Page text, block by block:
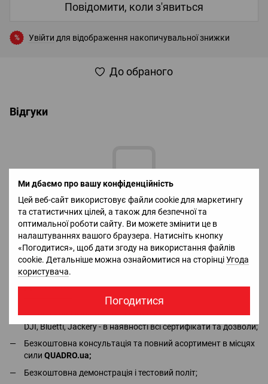
Ми дбаємо про вашу конфіденційність
Цей веб-сайт використовує файли cookie для маркетингу
та статистичних цілей, а також для безпечної та
оптимальної роботи сайту. Ви можете змінити це в
налаштуваннях вашого браузера. Натисніть кнопку
«Погодитися», щоб дати згоду на використання файлів
cookie. Детальніше можна ознайомитися на сторінціУгода
користувача.
Погодитися
Повідомити, коли з'явиться
% Увійти для відображення накопичувальної знижки
До обраного
Відгуки
Додайте перший відгук
Написати відгук
Доставка Оплата Гарантія Повернення
Офіціальний імпортер та дистрибьютор в Україні брендів
DJI, Bluetti, Jackery - в наявності всі сертифікати та дозволи;
Безкоштовна консультація та повний асортимент в місцях
сили QUADRO.ua;
Безкоштовна демонстрація і тестовий політ;